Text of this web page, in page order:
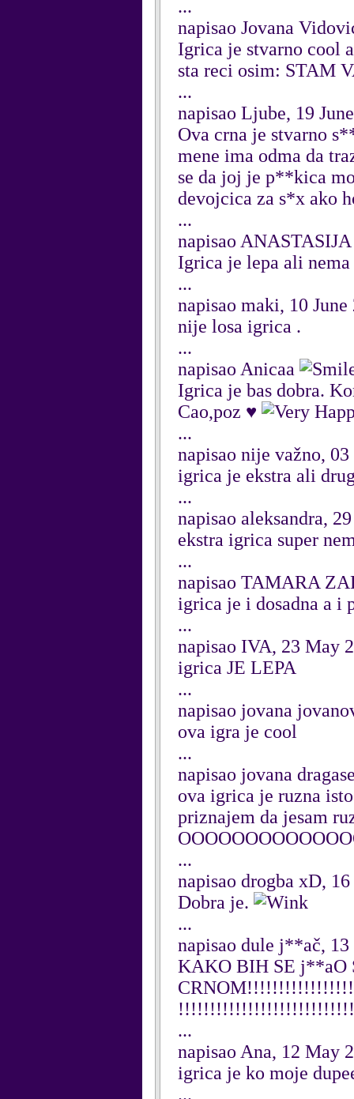
...
napisao Jovana
Igrica je stvarno cool
sta reci osim: STAM
...
napisao Ljube, 19
Ova crna je stvarno
mene ima odma da
se da joj je p**kica
devojcica za s*x ako
...
napisao
Igrica je lepa ali
...
napisao maki, 10 June
nije losa igrica .
...
napisao Anicaa
Igrica je bas dobra.
Cao,poz ♥
...
napisao nije važno, 03
igrica je ekstra ali
...
napisao aleksandra,
ekstra igrica super
...
napisao TAMARA
igrica je i dosadna a i
...
napisao IVA, 23 May
igrica JE LEPA
...
napisao jovana
ova igra je cool
...
napisao jovana
ova igrica je ruzna
priznajem da jesam
...
napisao drogba xD,
Dobra je.
...
napisao dule j**ač,
KAKO BIH SE j**aO
!!!!!!!!!!!!!!!!!!!!!!!!!!!!
...
napisao Ana, 12 May
igrica je ko moje
...